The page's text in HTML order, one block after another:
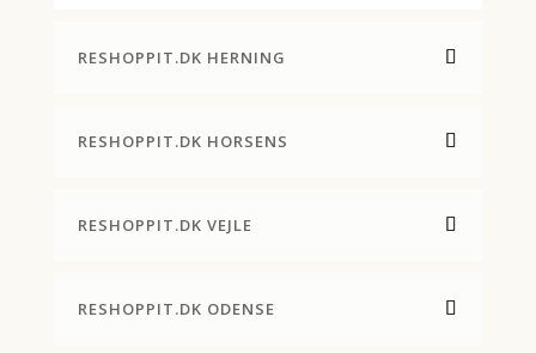
RESHOPPIT.DK HERNING
RESHOPPIT.DK HORSENS
RESHOPPIT.DK VEJLE
RESHOPPIT.DK ODENSE